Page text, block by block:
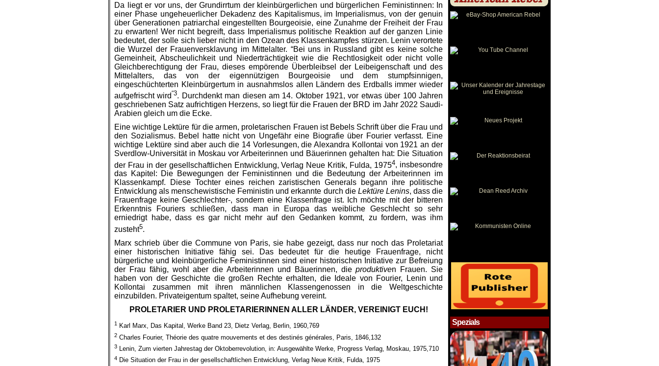
Da liegt er vor uns, der Grundirrtum der kleinbürgerlichen und bürgerlichen Feministinnen: In
einer Phase ungeheuerlicher Dekadenz des Kapitalismus, im Imperialismus, von der genuin
über Generationen patriarchal eingestellten Bourgeoisie, eine Zunahme der Freiheit der Frau
zu erwarten! Wer nicht begreift, dass Imperialismus politische Reaktion auf der ganzen Linie
bedeutet, der solle sich lieber nicht in den Ozean des Klassenkampfes stürzen. Lenin verortete
die Wurzel der Frauenversklavung im Mittelalter. “Bei uns in Russland gibt es keine solche
Gemeinheit, Abscheulichkeit und Niederträchtigkeit wie die Rechtlosigkeit oder nicht volle
Gleichberechtigung der Frau, dieses empörende Überbleibsel der Leibeigenschaft und des
Mittelalters, das von der eigennützigen Bourgeoisie und dem stumpfsinnigen,
eingeschüchterten Kleinbürgertum in ausnahmslos allen Ländern des Erdballs immer wieder
aufgefrischt wird“3. Durchdenkt man diesen am 14. Oktober 1921, vor etwas über 100 Jahren
geschriebenen Satz aufrichtigen Herzens, so liegt für die Frauen der BRD im Jahr 2022 Saudi-
Arabien gleich um die Ecke.
Eine wichtige Lektüre für die armen, proletarischen Frauen ist Bebels Schrift über die Frau und
den Sozialismus. Bebel hatte nicht von Ungefähr eine Biografie über Fourier verfasst. Eine
wichtige Lektüre sind aber auch die 14 Vorlesungen, die Alexandra Kollontai von 1921 an der
Sverdlow-Universität in Moskau vor Arbeiterinnen und Bäuerinnen gehalten hat: Die Situation
der Frau in der gesellschaftlichen Entwicklung, Verlag Neue Kritik, Fulda, 19754, insbesondre
das Kapitel: Die Bewegungen der Feministinnen und die Bedeutung der Arbeiterinnen im
Klassenkampf. Diese Tochter eines reichen zaristischen Generals begann ihre politische
Entwicklung als menschewistische Feministin und erkannte durch die Lektüre Lenins, dass die
Frauenfrage keine Geschlechter-, sondern eine Klassenfrage ist. Ich möchte mit der bitteren
Erkenntnis Fouriers schließen, dass man in Europa das weibliche Geschlecht so sehr
erniedrigt habe, dass es gar nicht mehr auf den Gedanken kommt, zu fordern, was ihm
zusteht5.
Marx schrieb über die Commune von Paris, sie habe gezeigt, dass nur noch das Proletariat
einer historischen Initiative fähig sei. Das bedeutet für die heutige Frauenfrage, nicht
bürgerliche und kleinbürgerliche Feministinnen sind einer historischen Initiative zur Befreiung
der Frau fähig, wohl aber die Arbeiterinnen und Bäuerinnen, dieproduktiven Frauen. Sie
haben von der Geschichte die großen Rechte erhalten, die Ideale von Fourier, Lenin und
Kollontai zusammen mit ihren männlichen Klassengenossen in die Weltgeschichte
einzubilden. Privateigentum spaltet, seine Aufhebung vereint.
PROLETARIER UND PROLETARIERINNEN ALLER LÄNDER, VEREINIGT EUCH!
1 Karl Marx, Das Kapital, Werke Band 23, Dietz Verlag, Berlin, 1960,769
2 Charles Fourier, Théorie des quatre mouvements et des destinés générales, Paris, 1846,132
3 Lenin, Zum vierten Jahrestag der Oktoberrevolution, in: Ausgewählte Werke, Progress Verlag, Moskau, 1975,710
4 Die Situation der Frau in der gesellschaftlichen Entwicklung, Verlag Neue Kritik, Fulda, 1975
Spezials